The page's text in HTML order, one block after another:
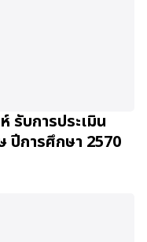
รับการประเมิน
ปีการศึกษา 2570